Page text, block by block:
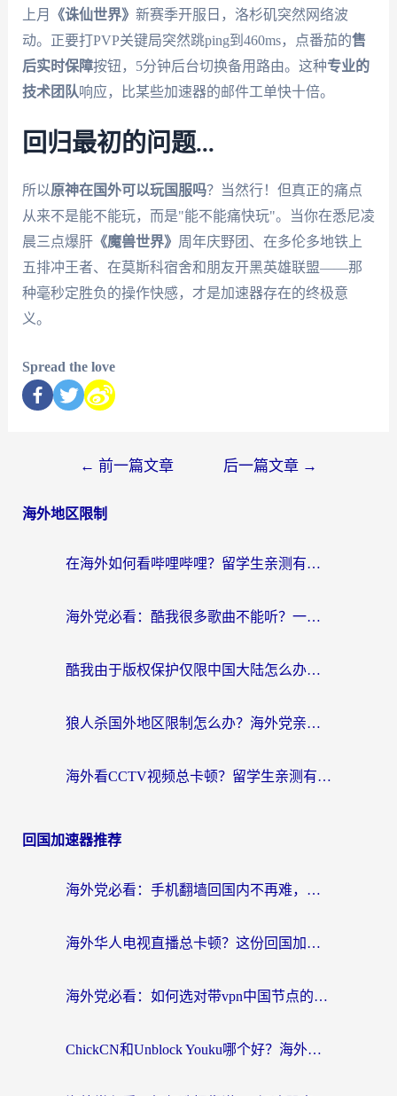
上月 《诛仙世界》 新赛季开服日，洛杉矶突然网络波
动。正要打PVP关键局突然跳ping到460ms，点番茄的售
后实时保障按钮，5分钟后台切换备用路由。这种专业的
技术团队响应，比某些加速器的邮件工单快十倍。
回归最初的问题...
所以原神在国外可以玩国服吗？当然行！但真正的痛点
从来不是能不能玩，而是"能不能痛快玩"。当你在悉尼凌
晨三点爆肝《魔兽世界》 周年庆野团、在多伦多地铁上
五排冲王者、在莫斯科宿舍和朋友开黑英雄联盟——那
种毫秒定胜负的操作快感，才是加速器存在的终极意
义。
Spread the love
← 前一篇文章 后一篇文章 →
海外地区限制
在海外如何看哔哩哔哩？留学生亲测有效的回国加速指南
海外党必看：酷我很多歌曲不能听？一招解决优酷版权限制+B站地域问题！
酷我由于版权保护仅限中国大陆怎么办？海外党亲测有效的解锁指南
狼人杀国外地区限制怎么办？海外党亲测有效的全场景回国加速指南
海外看CCTV视频总卡顿？留学生亲测有效的回国加速器选择指南
回国加速器推荐
海外党必看：手机翻墙回国内不再难，一篇搞定无缝访问国内资源指南
海外华人电视直播总卡顿？这份回国加速器选择指南帮你无缝看国内资源
海外党必看：如何选对带vpn中国节点的加速器？无缝访问国内资源全攻略
ChickCN和Unblock Youku哪个好？海外党亲测4款热门回国加速器，附避坑指南